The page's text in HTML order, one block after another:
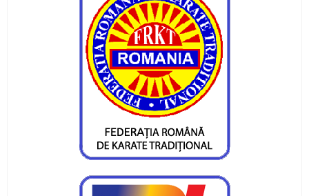
telegrafie viteza
Aur si bronz la "unde ultra-scurte"
"Ma bucura bronzul, dar ramine regretul ratarii
europenelor"
Trei titluri balcanice de la canotaj pentru CS
Ceahlaul
Luptatori cu rezultate la Costinesti